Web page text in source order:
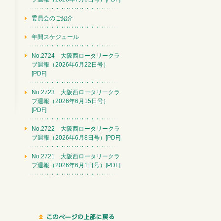
委員会のご紹介
年間スケジュール
No.2724 大阪西ロータリークラ
ブ週報（2026年6月22日号）
[PDF]
No.2723 大阪西ロータリークラ
ブ週報（2026年6月15日号）
[PDF]
No.2722 大阪西ロータリークラ
ブ週報（2026年6月8日号）[PDF]
No.2721 大阪西ロータリークラ
ブ週報（2026年6月1日号）[PDF]